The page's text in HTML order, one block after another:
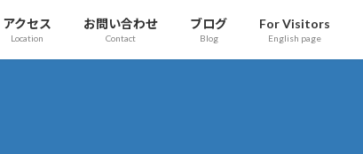
アクセス
Location
お問い合わせ
Contact
ブログ
Blog
For Visitors
English page